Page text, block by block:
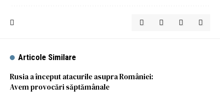
Articole Similare
Rusia a început atacurile asupra României:
Avem provocări săptămânale